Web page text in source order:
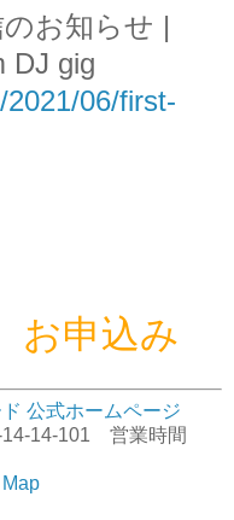
お知らせ |
DJ gig
06/first-
お申込み
公式ホームページ
14-14-101 営業時間